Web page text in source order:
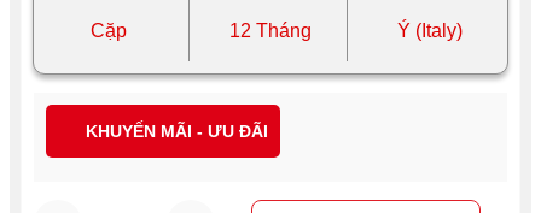
Cặp 12 Tháng Ý (Italy)
KHUYẾN MÃI - ƯU ĐÃI